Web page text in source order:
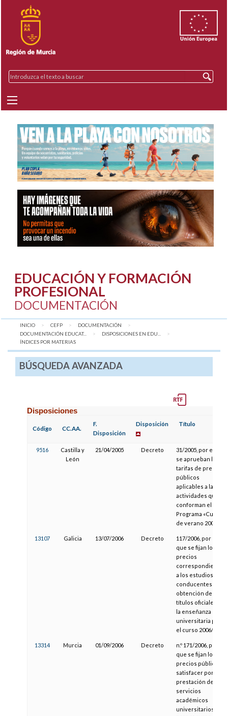
EDUCACIÓN Y FORMACIÓN
PROFESIONAL
DOCUMENTACIÓN
INICIO CEFP
DOCUMENTACIÓN
DOCUMENTACIÓN EDUCAT...
DISPOSICIONES EN EDU...
AQUÍ:
ÍNDICES POR MATERIAS
BÚSQUEDA AVANZADA
Disposiciones
Código CC.AA.
F.
Disposición
Disposición Título
9516
Castilla y
León
21/04/2005 Decreto
31/2005, por el que
se aprueban las
tarifas de precios
públicos
aplicables a las
actividades que
conforman el
Programa «Cursos
de verano 2005»
13107 Galicia 13/07/2006 Decreto
117/2006, por el
que se fijan los
precios
correspondientes
a los estudios
conducentes a la
obtención de
títulos oficiales en
la enseñanza
universitaria para
el curso 2006/2007
13314 Murcia 01/09/2006 Decreto
n.º 171/2006, por el
que se fijan los
precios públicos a
satisfacer por la
prestación de
servicios
académicos
universitarios